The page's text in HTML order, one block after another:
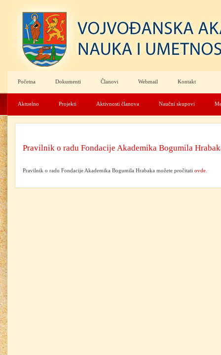
Početna Dokumenti Članovi Webmail Kontakt
Aktuelno Projekti Aktivnosti članova Naučni skupovi
Pravilnik o radu Fondacije Akademika Bogumila
Pravilnik o radu Fondacije Akademika Bogumila Hrabaka možete pročitati ovde